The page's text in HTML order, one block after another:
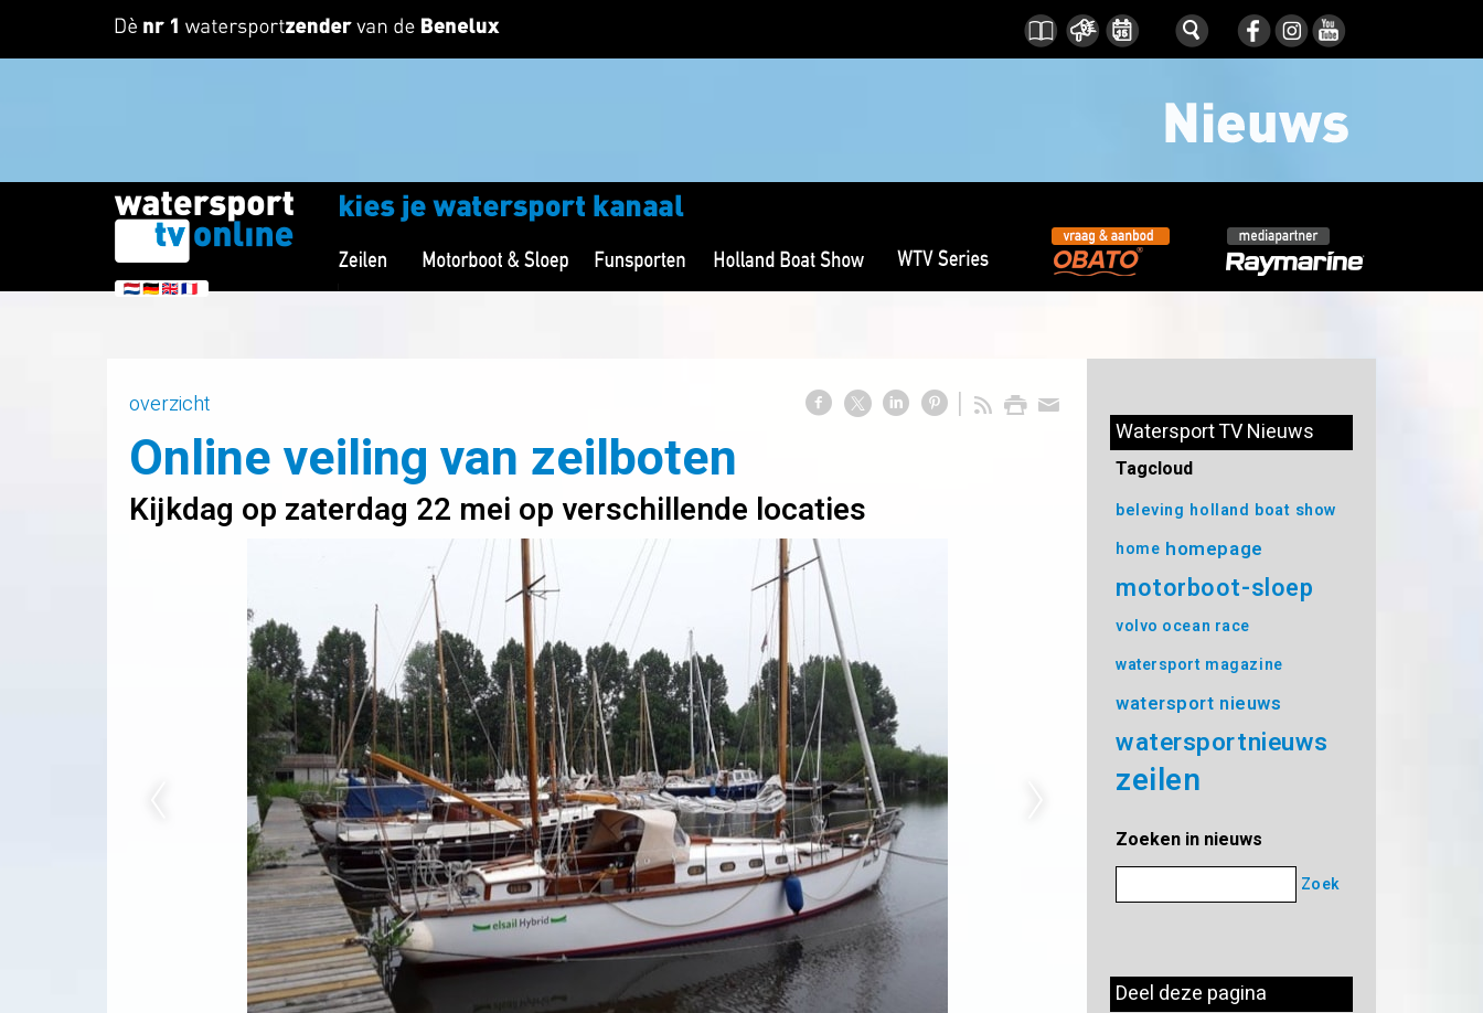
overzicht
Online veiling van zeilboten
Kijkdag op zaterdag 22 mei op verschillende locaties
Watersport TV Nieuws
Tagcloud
beleving holland boat show
home homepage
motorboot-sloep
volvo ocean race
watersport magazine
watersport nieuws
watersportnieuws
zeilen
Zoeken in nieuws
Zoek
Deel deze pagina